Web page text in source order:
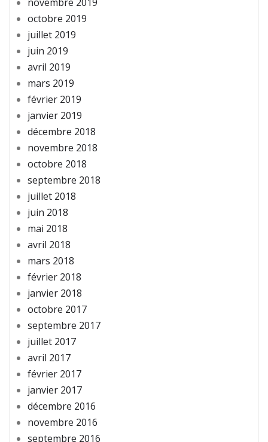
octobre 2019
juillet 2019
juin 2019
avril 2019
mars 2019
février 2019
janvier 2019
décembre 2018
novembre 2018
octobre 2018
septembre 2018
juillet 2018
juin 2018
mai 2018
avril 2018
mars 2018
février 2018
janvier 2018
octobre 2017
septembre 2017
juillet 2017
avril 2017
février 2017
janvier 2017
décembre 2016
novembre 2016
septembre 2016